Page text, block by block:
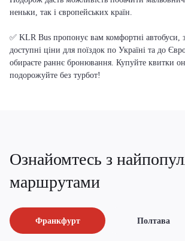
неньки, так і європейських країн.
✅ KLR Bus пропонує вам комфортні автобуси,
доступні ціни для поїздок по Україні та до
обираєте раннє бронювання. Купуйте квитки
подорожуйте без турбот!
Ознайомтесь з
маршрутами
Франкфурт Полтава